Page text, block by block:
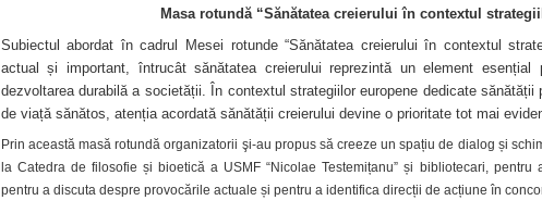
Masa rotundă “Sănătatea creierului în contextul
Subiectul abordat în cadrul Mesei rotunde “Sănătatea creierului în contextul
actual și important, întrucât sănătatea creierului reprezintă un element esențial
dezvoltarea durabilă a societății. În contextul strategiilor europene dedicate sănătății
de viață sănătos, atenția acordată sănătății creierului devine o prioritate tot mai
Prin această masă rotundă organizatorii şi-au propus să creeze un spațiu de dialog și
la Catedra de filosofie și bioetică a USMF “Nicolae Testemițanu” și bibliotecari,
pentru a discuta despre provocările actuale și pentru a identifica direcții de acțiune în